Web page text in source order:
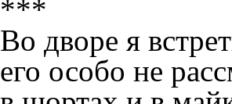
***
Во дворе я
его особо не